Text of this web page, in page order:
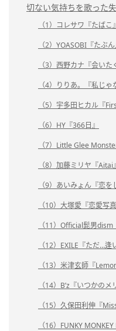
切ない気持ちを歌った
（1）コレサワ『たばこ』
（2）YOASOBI『たぶん
（3）西野カナ『会いた
（4）りりあ。『私じゃ
（5）宇多田ヒカル『
（6）HY『366日』
（7）Little Glee
（8）加藤ミリヤ『Aitai』
（9）あいみょん『恋を
（10）大塚愛『恋愛写真
（11）Official髭男dism
（12）EXILE『ただ…逢
（13）米津玄師『Lemon
（14）B’z『いつかのメ
（15）久保田利伸『
（16）FUNKY